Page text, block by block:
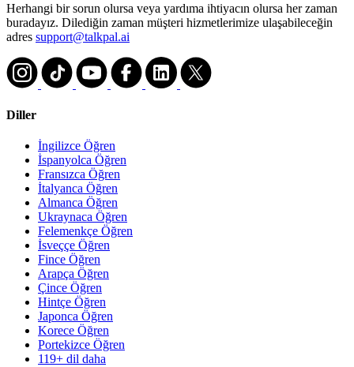
Herhangi bir sorun olursa veya yardıma ihtiyacın olursa her zaman
buradayız. Dilediğin zaman müşteri hizmetlerimize ulaşabileceğin
adres support@talkpal.ai
Diller
İngilizce Öğren
İspanyolca Öğren
Fransızca Öğren
İtalyanca Öğren
Almanca Öğren
Ukraynaca Öğren
Felemenkçe Öğren
İsveççe Öğren
Fince Öğren
Arapça Öğren
Çince Öğren
Hintçe Öğren
Japonca Öğren
Korece Öğren
Portekizce Öğren
119+ dil daha